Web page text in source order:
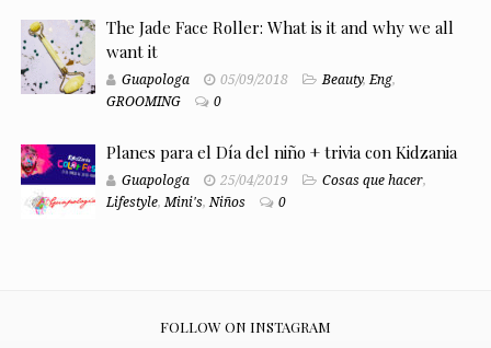
The Jade Face Roller: What is it and why we all
want it
Guapologa 05/09/2018 Beauty,Eng,
GROOMING
0
Planes para el Día del niño + trivia con Kidzania
Guapologa 25/04/2019 Cosas que hacer,
Lifestyle,Mini's,Niños 0
FOLLOW ON INSTAGRAM